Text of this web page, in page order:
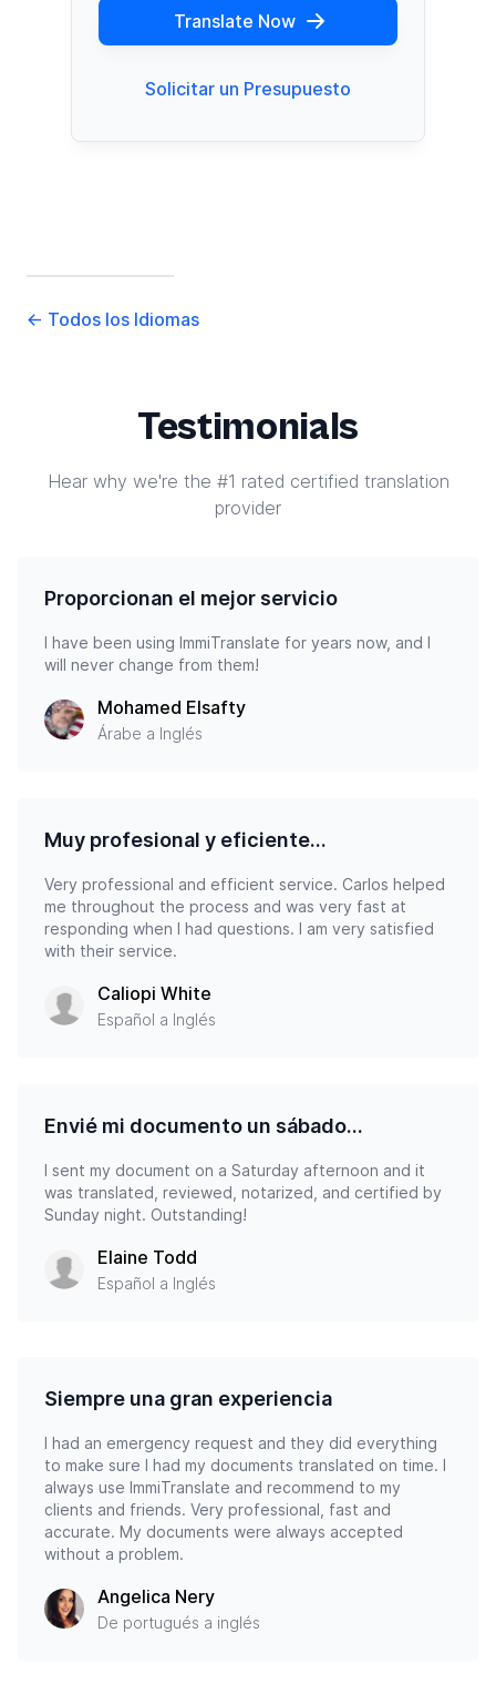
Translate Now
Solicitar un Presupuesto
← Todos los Idiomas
Testimonials
Hear why we're the #1 rated certified translation
provider
Proporcionan el mejor servicio
I have been using ImmiTranslate for years now, and I
will never change from them!
Mohamed Elsafty
Árabe a Inglés
Muy profesional y eficiente...
Very professional and efficient service. Carlos helped
me throughout the process and was very fast at
responding when I had questions. I am very satisfied
with their service.
Caliopi White
Español a Inglés
Envié mi documento un sábado...
I sent my document on a Saturday afternoon and it
was translated, reviewed, notarized, and certified by
Sunday night. Outstanding!
Elaine Todd
Español a Inglés
Siempre una gran experiencia
I had an emergency request and they did everything
to make sure I had my documents translated on time. I
always use ImmiTranslate and recommend to my
clients and friends. Very professional, fast and
accurate. My documents were always accepted
without a problem.
Angelica Nery
De portugués a inglés